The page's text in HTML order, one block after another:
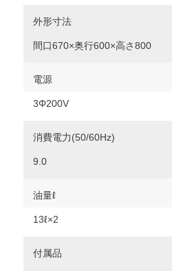
外形寸法
間口670×奥行600×高さ800
電源
3Φ200V
消費電力(50/60Hz)
9.0
油量ℓ
13ℓ×2
付属品